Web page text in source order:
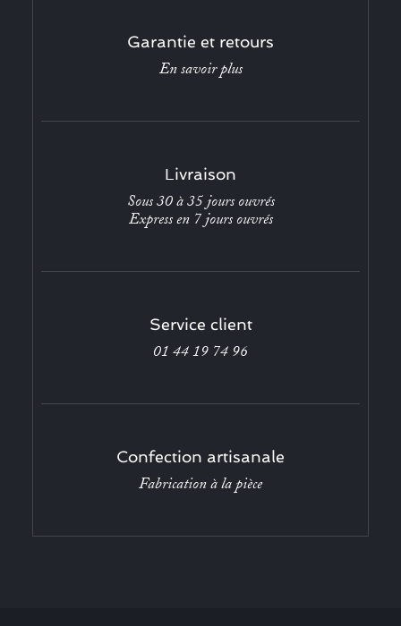
Garantie et retours
En savoir plus
Livraison
Sous 30 à 35 jours ouvrés
Express en 7 jours ouvrés
Service client
01 44 19 74 96
Confection artisanale
Fabrication à la pièce